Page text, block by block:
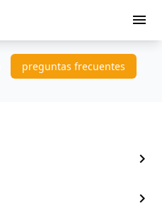
menu
preguntas frecuentes
chevron_right
chevron_right